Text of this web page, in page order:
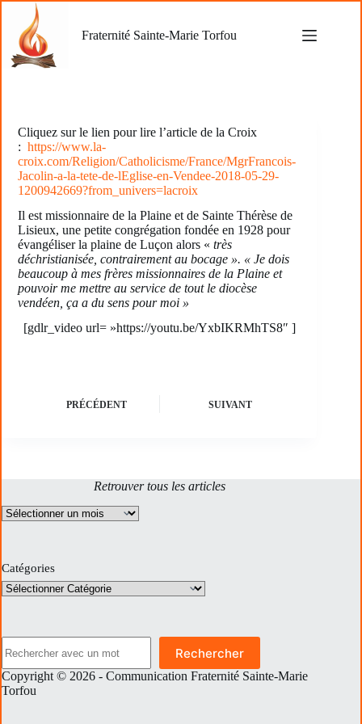
contenu
Fraternité Sainte-Marie Torfou
Cliquez sur le lien pour lire l’article de la Croix
: https://www.la-
croix.com/Religion/Catholicisme/France/MgrFrancois-
Jacolin-a-la-tete-de-lEglise-en-Vendee-2018-05-29-
1200942669?from_univers=lacroix
Il est missionnaire de la Plaine et de Sainte Thérèse de
Lisieux, une petite congrégation fondée en 1928 pour
évangéliser la plaine de Luçon alors « très
déchristianisée, contrairement au bocage ». « Je dois
beaucoup à mes frères missionnaires de la Plaine et
pouvoir me mettre au service de tout le diocèse
vendéen, ça a du sens pour moi »
[gdlr_video url= »https://youtu.be/YxbIKRMhTS8″ ]
PRÉCÉDENT SUIVANT
Retrouver tous les articles
Archives
Catégories
Rechercher
Copyright © 2026 - Communication Fraternité Sainte-Marie
Torfou